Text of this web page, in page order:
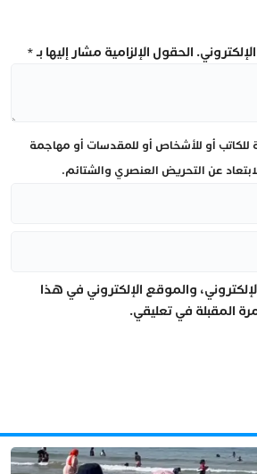
الحقول الإلزامية مشار إليها بـ*
للكاتب أو للأشخاص أو للمقدسات أو مهاجمة
عن التحريض العنصري والشتائم.
والموقع الإلكتروني في هذا
المقبلة في تعليقي.